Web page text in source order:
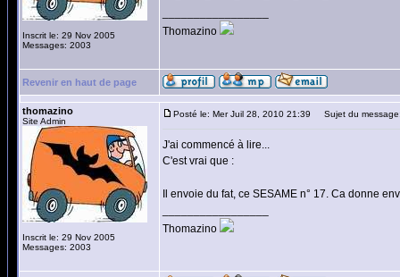
Inscrit le: 29 Nov 2005
Messages: 2003
Thomazino
Revenir en haut de page
thomazino
Site Admin
Inscrit le: 29 Nov 2005
Messages: 2003
Posté le: Mer Juil 28, 2010 21:39 Sujet du
J'ai commencé à lire...
C'est vrai que :
Il envoie du fat, ce SESAME n° 17. Ca donne
Thomazino